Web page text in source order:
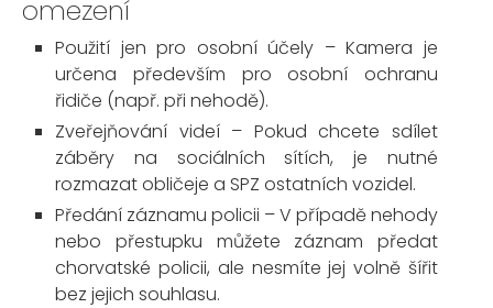
omezení
Použití jen pro osobní účely – Kamera je
určena především pro osobní ochranu
řidiče (např. při nehodě).
Zveřejňování videí – Pokud chcete sdílet
záběry na sociálních sítích, je nutné
rozmazat obličeje a SPZ ostatních vozidel.
Předání záznamu policii – V případě nehody
nebo přestupku můžete záznam předat
chorvatské policii, ale nesmíte jej volně šířit
bez jejich souhlasu.